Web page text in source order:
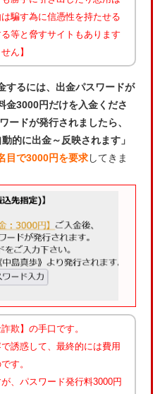
騙す為に信憑性を持たせる
等と脅すサイトもあります
ん】
するには、出金パスワードが
金3000円だけを入金くださ
ードが発行されましたら、
的に出金～反映されます」
目で3000円を要求 してきま
欺】の手口です。
誘惑して、最終的には費用
す。
、パスワード発行料3000円